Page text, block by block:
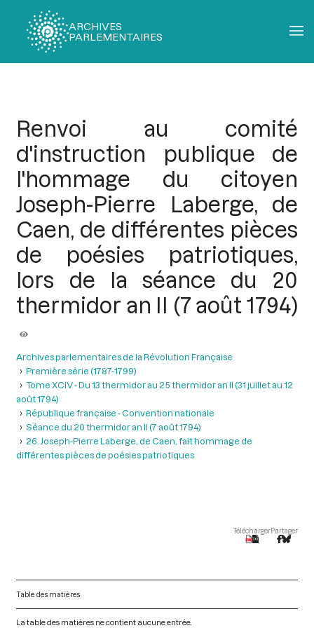
ARCHIVES
PARLEMENTAIRES
Renvoi au comité
d'instruction publique de
l'hommage du citoyen
Joseph-Pierre Laberge, de
Caen, de différentes pièces
de poésies patriotiques,
lors de la séance du 20
thermidor an II (7 août 1794)
Archives parlementaires de la Révolution Française
Première série (1787-1799)
Tome XCIV - Du 13 thermidor au 25 thermidor an II (31 juillet au 12
août 1794)
République française - Convention nationale
Séance du 20 thermidor an II (7 août 1794)
26. Joseph-Pierre Laberge, de Caen, fait hommage de
différentes pièces de poésies patriotiques
TéléchargerPartager
Table des matières
La table des matières ne contient aucune entrée.